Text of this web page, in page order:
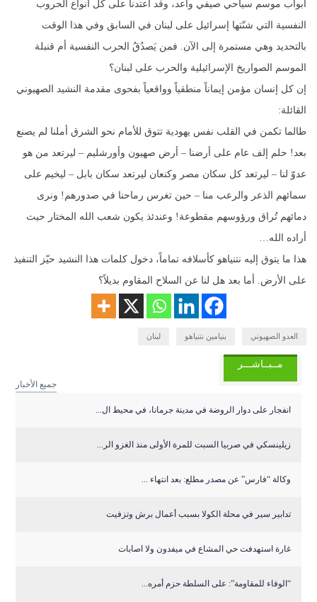
أبواب موسم سياحي صيفي واعد، وقد اعتدنا على كل أنواع الحروب
النفسية التي شنّتها إسرائيل على لبنان في السابق وفي هذا الوقت
بالتحديد وهي مستمرة إلى الآن. فمن يَصدُقُ الحرب النفسية أم قنبلة
الموسم الصواريخ الإسرائيلية والحرب على لبنان؟
إن كل إنسان مؤمن إيماناً منطقياً وواقعياً بفحوى مقدمة النشيد الصهيوني
القائلة:
طالما تكمن في القلب نفس يهودية تتوق للأمام نحو الشرق أملنا لم يصنع
بعد! حلم إلف عام على أرضنا – أرض صهيون وأورشليم – ليرتعد من هو
عدوّ لنا – ليرتعد كل سكان مصر وكنعان ليرتعد سكان بابل – ليخيم على
سمائهم الذعر والرعب منا – حين تغرس رماحنا في صدورهم! ونرى
دمائهم تُراق ورؤوسهم مقطوعة! وعندئذ يكون شعب الله المختار حيث
أراده الله…
هذا ما يتوق إليه نتنياهو كأسلافه تماماً، دخول كلمات هذا النشيد حيّز التنفيذ
على الأرض. أما بعد هل لنا عن السلاح المقاوم بديلاً؟
العدو الصهيوني بنيامين نتنياهو لبنان
مــبــاشـــر
جميع الأخبار
انفجار على دوار الروضة في مدينة جرمانا، في محيط ال...
زيلينسكي في صربيا السبت للمرة الأولى منذ الغزو الر...
وكالة “فارس” عن مصدر مطلع: بعد انتهاء ...
تدابير سير في محلة الكولا بسبب أعمال برش وتزفيت
غارة استهدفت حي المشاع في ميفدون ولا اصابات
“الوفاء للمقاومة”: على السلطة حزم أمره...